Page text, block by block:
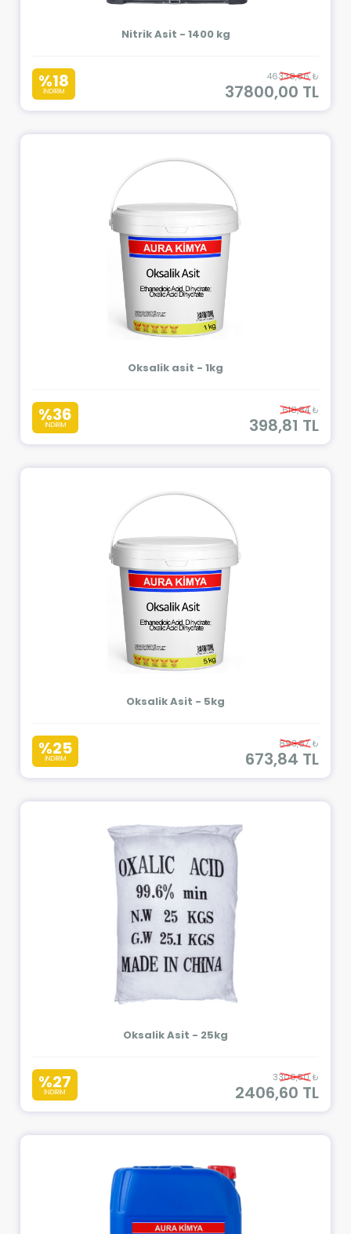
Nitrik Asit - 1400 kg
%18
İNDİRİM
46338,86 ₺
37800,00 TL
Oksalik asit - 1kg
%36
İNDİRİM
618,84 ₺
398,81 TL
Oksalik Asit - 5kg
%25
İNDİRİM
893,87 ₺
673,84 TL
Oksalik Asit - 25kg
%27
İNDİRİM
3300,50 ₺
2406,60 TL